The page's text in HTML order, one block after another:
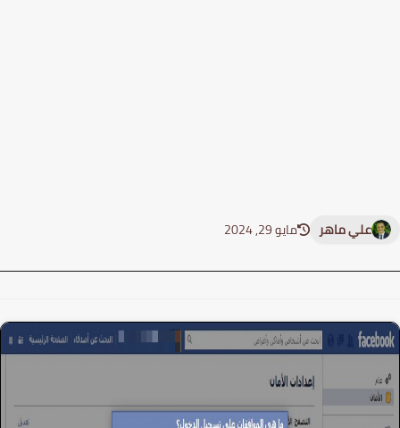
علي ماهر مايو 29, 2024